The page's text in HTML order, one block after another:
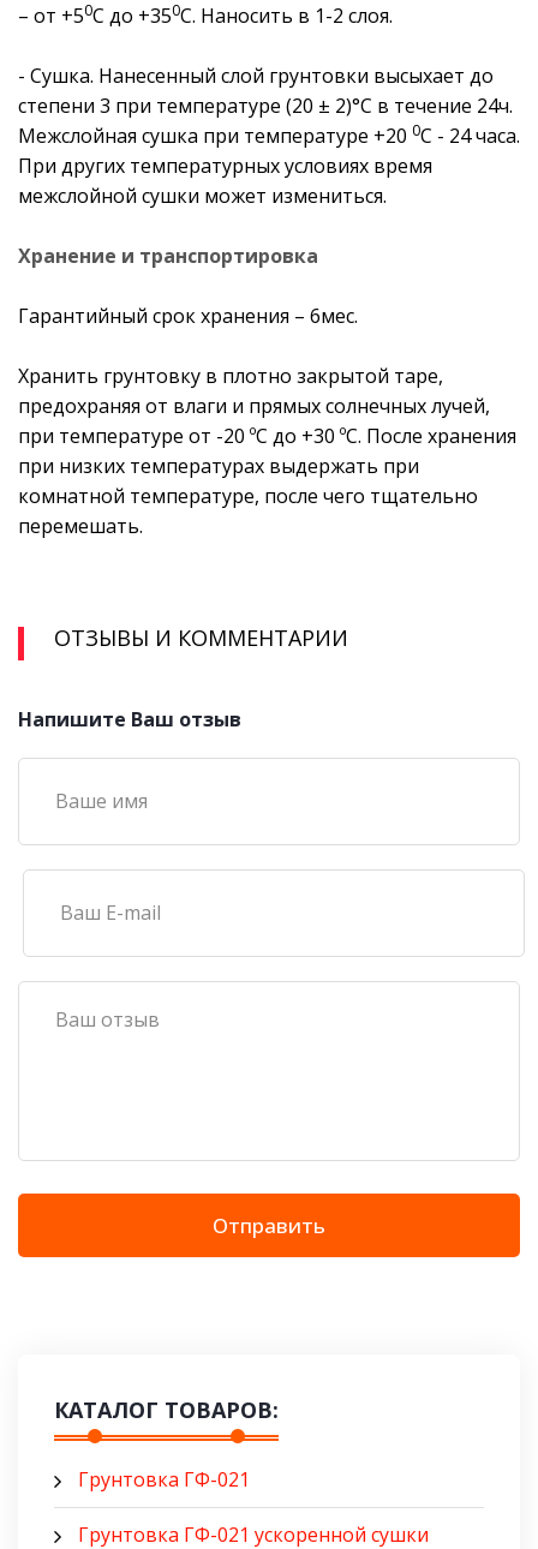
– от +50С до +350С. Наносить в 1-2 слоя.
- Сушка. Нанесенный слой грунтовки высыхает до
степени 3 при температуре (20 ± 2)°С в течение 24ч.
Межслойная сушка при температуре +20 0С - 24 часа.
При других температурных условиях время
межслойной сушки может измениться.
Хранение и транспортировка
Гарантийный срок хранения – 6мес.
Хранить грунтовку в плотно закрытой таре,
предохраняя от влаги и прямых солнечных лучей,
при температуре от -20 ºС до +30 ºС. После хранения
при низких температурах выдержать при
комнатной температуре, после чего тщательно
перемешать.
ОТЗЫВЫ И КОММЕНТАРИИ
Напишите Ваш отзыв
Отправить
КАТАЛОГ ТОВАРОВ:
Грунтовка ГФ-021
Грунтовка ГФ-021 ускоренной сушки